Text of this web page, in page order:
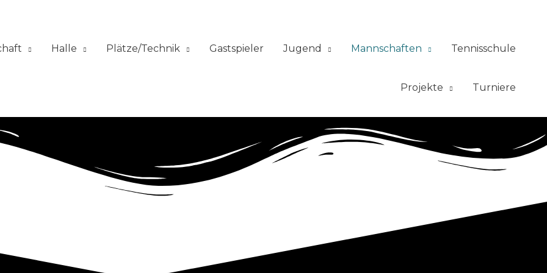
Halle Plätze/Technik Gastspieler Jugend Mannschaften Tennisschule
Projekte Turniere